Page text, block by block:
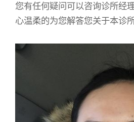
您有任何疑问可以咨询诊所经
心温柔的为您解答您关于本诊